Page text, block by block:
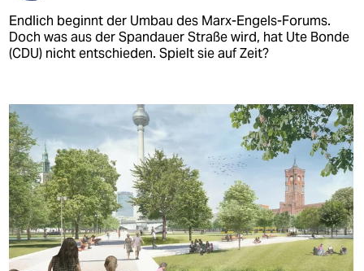
Endlich beginnt der Umbau des Marx-Engels-Forums.
Doch was aus der Spandauer Straße wird, hat Ute Bonde
(CDU) nicht entschieden. Spielt sie auf Zeit?